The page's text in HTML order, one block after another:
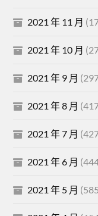
2021 年 11 月
2021 年 10 月
2021 年 9 月
2021 年 8 月
2021 年 7 月
2021 年 6 月
2021 年 5 月